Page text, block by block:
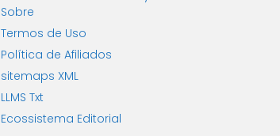
Sobre
Termos de Uso
Política de Afiliados
sitemaps XML
LLMS Txt
Ecossistema Editorial